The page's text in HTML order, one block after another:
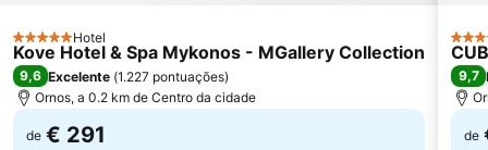
5 EstrelasHotel
Kove Hotel & Spa Mykonos - MGallery Collection
9,6 Excelente (1.227 pontuações)
Ornos, a 0.2 km de Centro da cidade
de € 291
4
9,7
de